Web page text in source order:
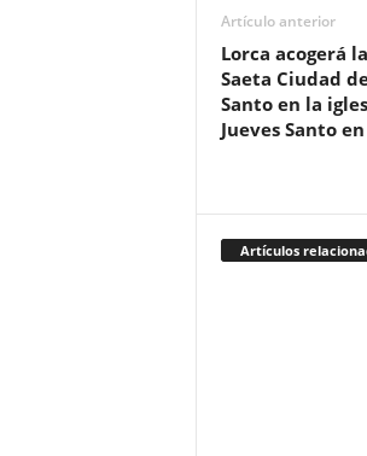
Artículo anterior
Lorca acogerá
Saeta Ciudad
Santo en la
Jueves Santo
Artículos